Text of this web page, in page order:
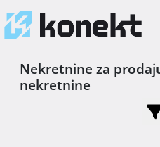
Nekretnine za
nekretnine